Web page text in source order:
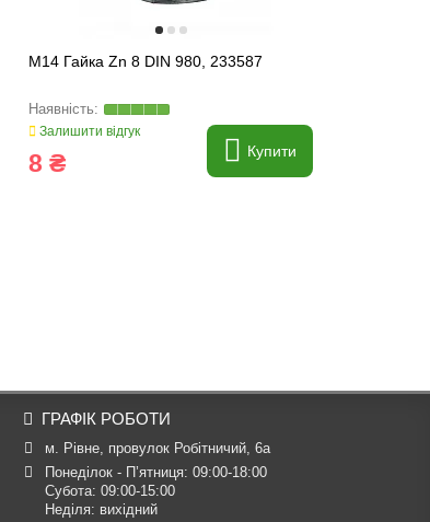
M14 Гайка Zn 8 DIN 980, 233587
Залишити відгук
8 ₴ Купити
ГРАФІК РОБОТИ
м. Рівне, провулок Робітничий, 6а
Понеділок - П’ятниця: 09:00-18:00
Субота: 09:00-15:00
Неділя: вихідний